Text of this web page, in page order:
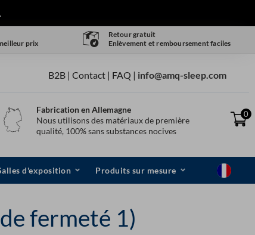
prix
Retour gratuit
Enlèvement et remboursement faciles
B2B | Contact | FAQ | info@amq-sleep.com
Fabrication en Allemagne
Nous utilisons des matériaux de première
qualité, 100% sans substances nocives
0
d'exposition Produits sur mesure
fermeté 1)